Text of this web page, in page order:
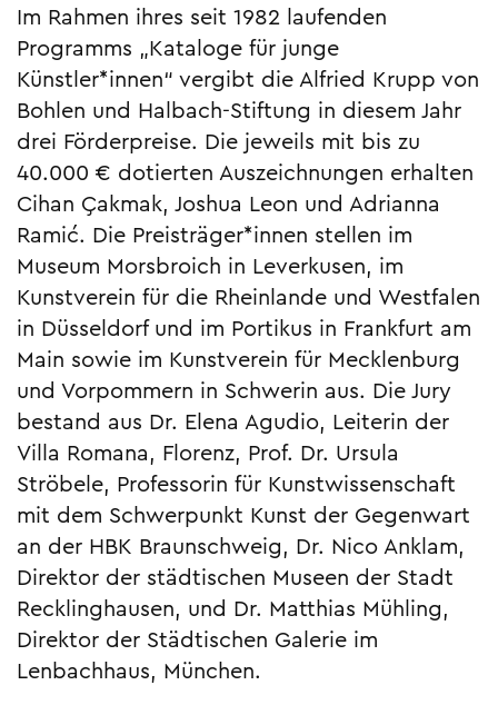
Im Rahmen ihres seit 1982 laufenden
Programms „Kataloge für junge
Künstler*innen“ vergibt die Alfried Krupp von
Bohlen und Halbach-Stiftung in diesem Jahr
drei Förderpreise. Die jeweils mit bis zu
40.000 € dotierten Auszeichnungen erhalten
Cihan Çakmak, Joshua Leon und Adrianna
Ramić. Die Preisträger*innen stellen im
Museum Morsbroich in Leverkusen, im
Kunstverein für die Rheinlande und Westfalen
in Düsseldorf und im Portikus in Frankfurt am
Main sowie im Kunstverein für Mecklenburg
und Vorpommern in Schwerin aus. Die Jury
bestand aus Dr. Elena Agudio, Leiterin der
Villa Romana, Florenz, Prof. Dr. Ursula
Ströbele, Professorin für Kunstwissenschaft
mit dem Schwerpunkt Kunst der Gegenwart
an der HBK Braunschweig, Dr. Nico Anklam,
Direktor der städtischen Museen der Stadt
Recklinghausen, und Dr. Matthias Mühling,
Direktor der Städtischen Galerie im
Lenbachhaus, München.